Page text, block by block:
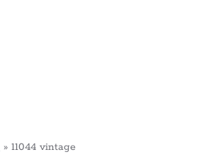
»11044 vintage